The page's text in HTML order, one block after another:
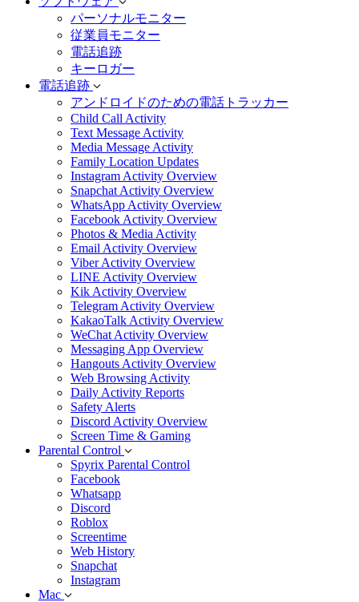
パーソナルモニター
従業員モニター
電話追跡
キーロガー
電話追跡
アンドロイドのための電話トラッカー
Child Call Activity
Text Message Activity
Media Message Activity
Family Location Updates
Instagram Activity Overview
Snapchat Activity Overview
WhatsApp Activity Overview
Facebook Activity Overview
Photos & Media Activity
Email Activity Overview
Viber Activity Overview
LINE Activity Overview
Kik Activity Overview
Telegram Activity Overview
KakaoTalk Activity Overview
WeChat Activity Overview
Messaging App Overview
Hangouts Activity Overview
Web Browsing Activity
Daily Activity Reports
Safety Alerts
Discord Activity Overview
Screen Time & Gaming
Parental Control
Spyrix Parental Control
Facebook
Whatsapp
Discord
Roblox
Screentime
Web History
Snapchat
Instagram
Mac